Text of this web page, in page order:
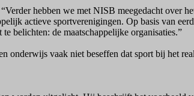
hebben we met NISB meegedacht over
actieve sportverenigingen. Op basis van
belichten: de maatschappelijke organisaties.”
onderwijs vaak niet beseffen dat sport bij het